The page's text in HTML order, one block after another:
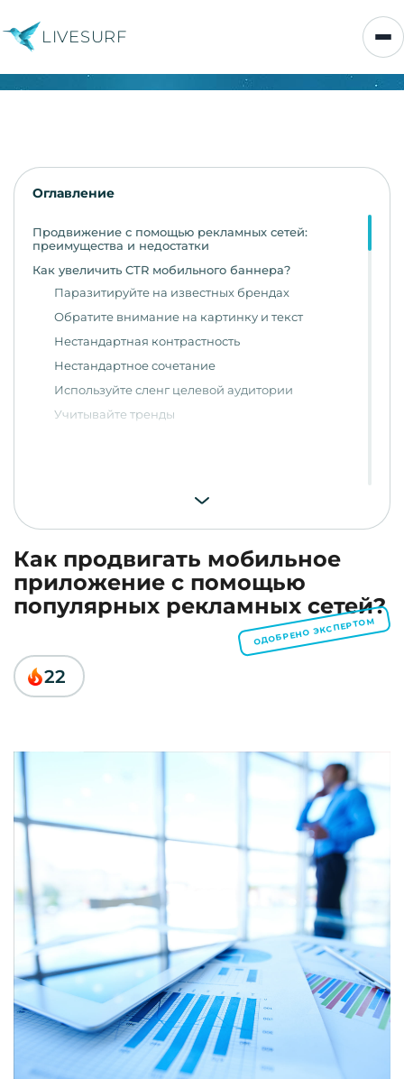
LIVESURF
Оглавление
Продвижение с помощью рекламных сетей:
преимущества и недостатки
Как увеличить CTR мобильного баннера?
Паразитируйте на известных брендах
Обратите внимание на картинку и текст
Нестандартная контрастность
Нестандартное сочетание
Используйте сленг целевой аудитории
Учитывайте тренды
Как продвигать мобильное
приложение с помощью
популярных рекламных сетей?
ОДОБРЕНО ЭКСПЕРТОМ
22